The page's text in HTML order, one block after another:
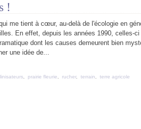
!
me tient à cœur, au-delà de l'écologie en
En effet, depuis les années 1990, celles-
dont les causes demeurent bien
une idée de...
prairie fleurie rucher, terrain terre agricole